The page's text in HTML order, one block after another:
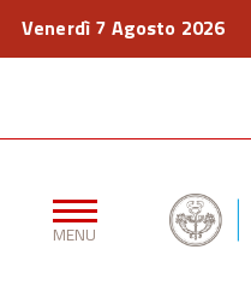
Venerdì 7 Agosto 2026